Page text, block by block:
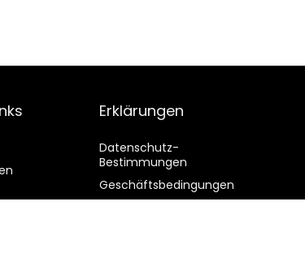
Erklärungen
Datenschutz-
Bestimmungen
Geschäftsbedingungen